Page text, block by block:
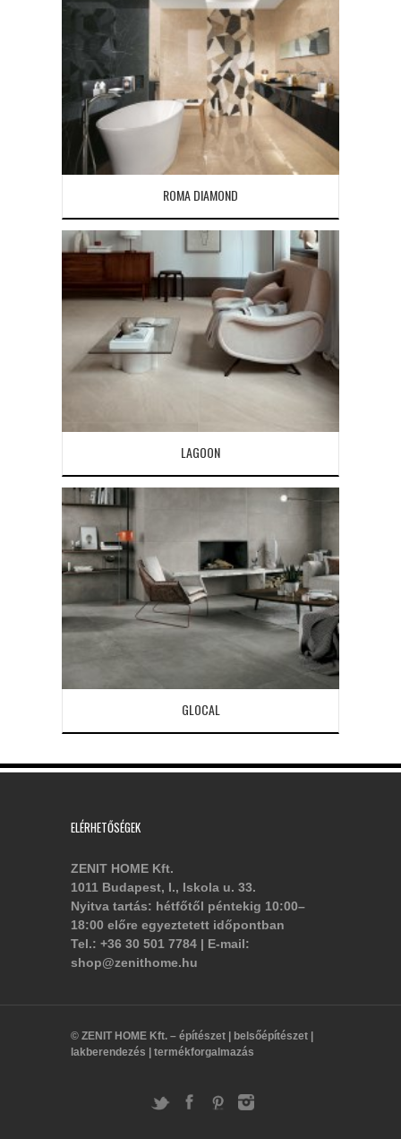
ROMA DIAMOND
LAGOON
GLOCAL
ELÉRHETŐSÉGEK
ZENIT HOME Kft.
1011 Budapest, I., Iskola u. 33.
Nyitva tartás: hétfőtől péntekig 10:00–
18:00 előre egyeztetett időpontban
Tel.: +36 30 501 7784 | E-mail:
shop@zenithome.hu
© ZENIT HOME Kft. – építészet | belsőépítészet |
lakberendezés | termékforgalmazás